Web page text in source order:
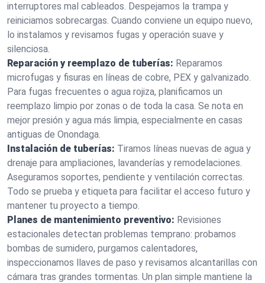
interruptores mal cableados. Despejamos la trampa y
reiniciamos sobrecargas. Cuando conviene un equipo nuevo,
lo instalamos y revisamos fugas y operación suave y
silenciosa.
Reparación y reemplazo de tuberías: Reparamos
microfugas y fisuras en líneas de cobre, PEX y galvanizado.
Para fugas frecuentes o agua rojiza, planificamos un
reemplazo limpio por zonas o de toda la casa. Se nota en
mejor presión y agua más limpia, especialmente en casas
antiguas de Onondaga.
Instalación de tuberías: Tiramos líneas nuevas de agua y
drenaje para ampliaciones, lavanderías y remodelaciones.
Aseguramos soportes, pendiente y ventilación correctas.
Todo se prueba y etiqueta para facilitar el acceso futuro y
mantener tu proyecto a tiempo.
Planes de mantenimiento preventivo: Revisiones
estacionales detectan problemas temprano: probamos
bombas de sumidero, purgamos calentadores,
inspeccionamos llaves de paso y revisamos alcantarillas con
cámara tras grandes tormentas. Un plan simple mantiene la